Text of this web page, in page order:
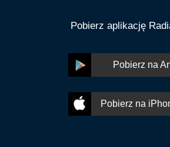
Pobierz aplikację
Pobierz na
Pobierz na